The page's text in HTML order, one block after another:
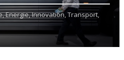
Energie,Innovation,Transport,